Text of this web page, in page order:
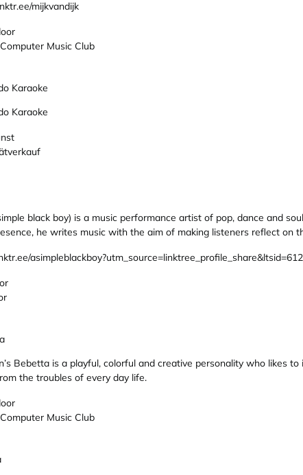
mijkvandijk
Music Club
Karaoke
Karaoke
black boy) is a music performance artist of pop, dance and
he writes music with the aim of making listeners reflect
Bebetta is a playful, colorful and creative personality who likes
the troubles of every day life.
Music Club